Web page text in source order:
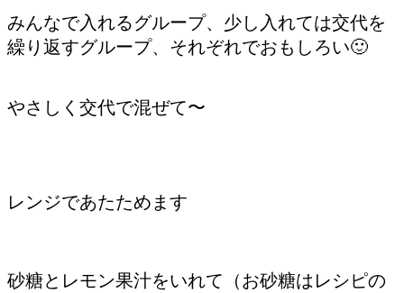
みんなで入れるグループ、少し入れては交代を
繰り返すグループ、それぞれでおもしろい🙂
やさしく交代で混ぜて〜
レンジであたためます
砂糖とレモン果汁をいれて（お砂糖はレシピの